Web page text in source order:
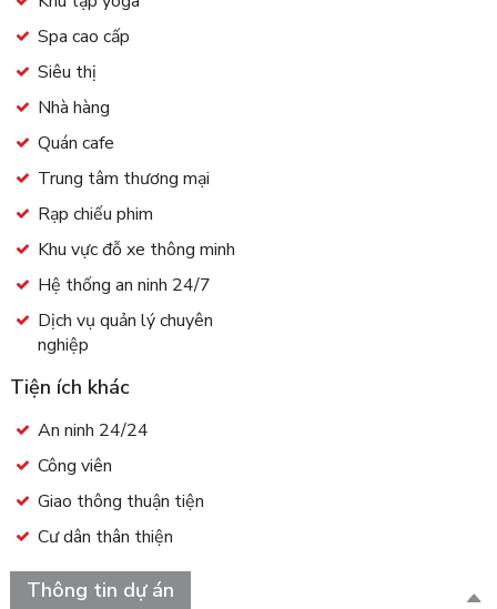
Spa cao cấp
Siêu thị
Nhà hàng
Quán cafe
Trung tâm thương mại
Rạp chiếu phim
Khu vực đỗ xe thông minh
Hệ thống an ninh 24/7
Dịch vụ quản lý chuyên
nghiệp
Tiện ích khác
An ninh 24/24
Công viên
Giao thông thuận tiện
Cư dân thân thiện
Thông tin dự án